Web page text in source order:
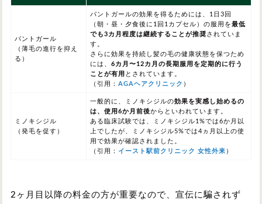
パントガール
（薄毛の進行を抑え
る）
パントガールの効果を得るためには、1日3回
（朝・昼・夕食後に1回1カプセル）の服用を最低
でも3カ月程度は継続することが推奨されていま
す。
さらに効果を持続し髪の毛の健康状態を保つため
には、 6カ月〜12カ月の長期服用を定期的に行う
ことが有用 とされています。
（引用： AGAヘアクリニック ）
ミノキシジル
（発毛を促す）
一般的に、ミノキシジルの効果を実感し始めるの
は、 使用6か月前後から といわれています。
ある臨床試験では、
ミノキシジル1%では6か月以
上でしたが、 ミノキシジル5%では4ヵ月以上の使
用で効果が確認されました。
（引用： イースト駅前クリニック 女性外来 ）
2ヶ月目以降の料金の方が重要なので、宣伝に騙されず